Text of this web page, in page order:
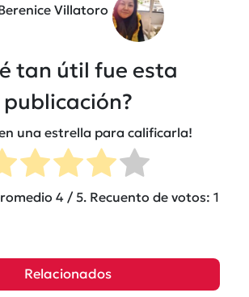
Villatoro
tan útil fue esta
publicación?
en una estrella para calificarla!
4 / 5. Recuento de votos: 1
Relacionados